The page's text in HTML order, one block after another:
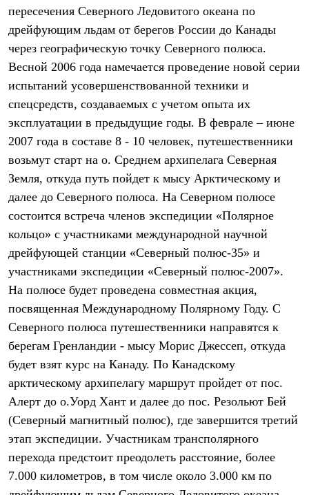
Коврики
Обувь
Женская обувь
Сапоги
Ботинки
Мужская обувь
Кроссовки
Сапоги
Гамаши и бахилы
Гамаши
Бахилы
Тапочки и чуни
Тапочки
Чуни
Уход за обувью
Головные уборы
Шапки
Кепки и бейсболки
Повязки
Шарфы
Перчатки и рукавицы
Перчатки
Рукавицы
Носки
Полезные аксессуары
Брелки
Ремни
Шевроны
Опушки
Уход за одеждой
В Арктику
Коллекции
пересечения Северного Ледовитого океана по
дрейфующим льдам от берегов России до Канады
через географическую точку Северного полюса.
Весной 2006 года намечается проведение новой серии
испытаний усовершенствованной техники и
спецсредств, создаваемых с учетом опыта их
эксплуатации в предыдущие годы. В феврале – июне
2007 года в составе 8 - 10 человек, путешественники
возьмут старт на о. Среднем архипелага Северная
Земля, откуда путь пойдет к мысу Арктическому и
далее до Северного полюса. На Северном полюсе
состоится встреча членов экспедиции «Полярное
кольцо» с участниками международной научной
дрейфующей станции «Северный полюс-35» и
участниками экспедиции «Северный полюс-2007».
На полюсе будет проведена совместная акция,
посвященная Международному Полярному Году. С
Северного полюса путешественники направятся к
берегам Гренландии - мысу Морис Джессеп, откуда
будет взят курс на Канаду. По Канадскому
арктическому архипелагу маршрут пройдет от пос.
Алерт до о.Уорд Хант и далее до пос. Резольют Бей
(Северный магнитный полюс), где завершится третий
этап экспедиции. Участникам трансполярного
перехода предстоит преодолеть расстояние, более
7.000 километров, в том числе около 3.000 км по